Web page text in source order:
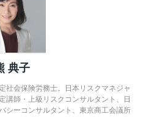
典子
社会保険労務士。日本リスクマネジャ
講師・上級リスクコンサルタント、日
シーコンサルタント、東京商工会議所